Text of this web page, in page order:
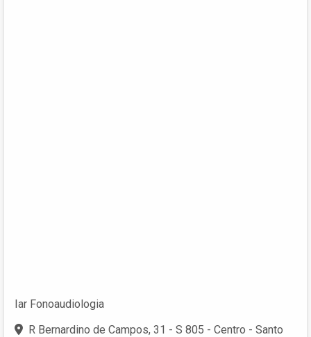
Iar Fonoaudiologia
R Bernardino de Campos, 31 - S 805 - Centro - Santo